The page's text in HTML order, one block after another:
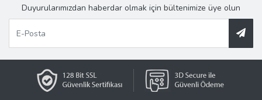
Duyurularımızdan haberdar olmak için bültenimize üye olun